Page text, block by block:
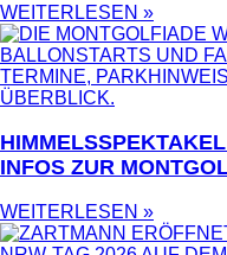
WEITERLESEN »
INFOS ZUR
WEITERLESEN »